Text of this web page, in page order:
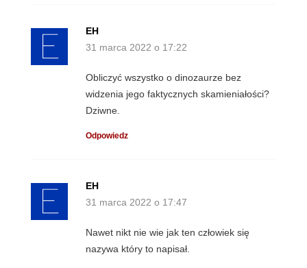
EH
31 marca 2022 o 17:22
Obliczyć wszystko o dinozaurze bez
widzenia jego faktycznych skamieniałości?
Dziwne.
Odpowiedz
EH
31 marca 2022 o 17:47
Nawet nikt nie wie jak ten człowiek się
nazywa który to napisał.